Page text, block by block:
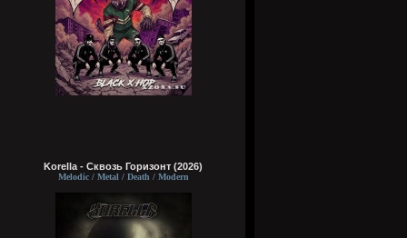
Korella - Сквозь Горизонт (2026)
Melodic / Metal / Death / Modern